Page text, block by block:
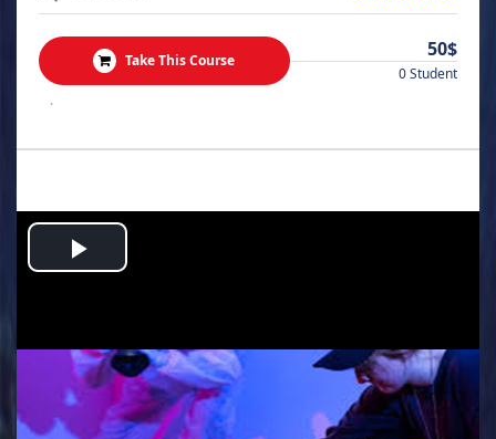
Take This Course 50$
0 Student
.
Play